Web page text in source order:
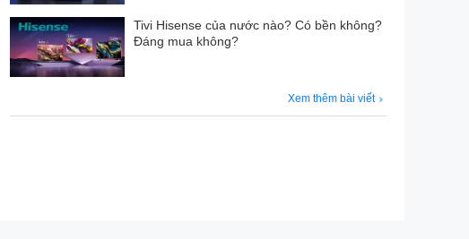
Tivi Hisense của nước nào? Có bền không?
Đáng mua không?
Xem thêm bài viết